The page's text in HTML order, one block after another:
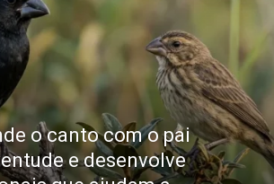
o canto com o pai
e desenvolve